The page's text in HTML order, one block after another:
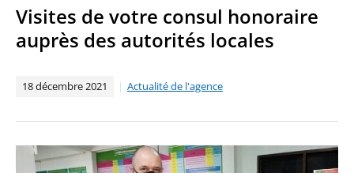
Visites de votre consul honoraire
auprès des autorités locales
18 décembre 2021 Actualité de l'agence